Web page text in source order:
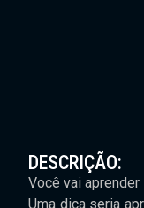
DESCRIÇÃO:
Você vai aprender
Uma dica seria